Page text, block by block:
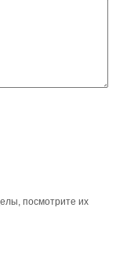
посмотрите их